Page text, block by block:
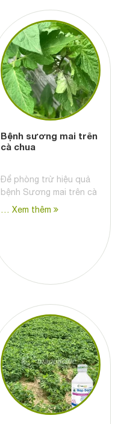
Bệnh sương mai trên
cà chua
Để phòng trừ hiệu quả
bệnh Sương mai trên cà
… Xem thêm